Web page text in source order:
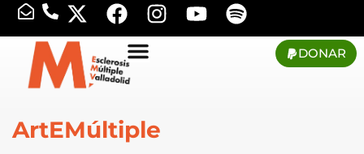
DONAR
ArtEMúltiple